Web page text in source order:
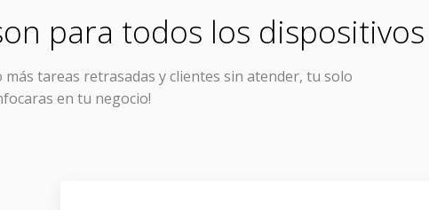
para todos los dispositivos
más tareas retrasadas y clientes sin atender, tu solo
en tu negocio!